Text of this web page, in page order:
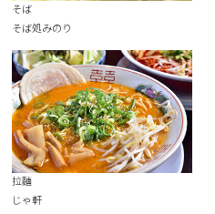
そば
そば処みのり
拉麵
じゃ軒